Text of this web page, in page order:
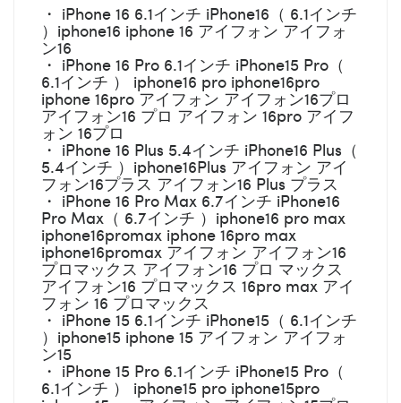
・ iPhone 16 6.1インチ iPhone16（ 6.1インチ
）iphone16 iphone 16 アイフォン アイフォ
ン16
・ iPhone 16 Pro 6.1インチ iPhone15 Pro（
6.1インチ ） iphone16 pro iphone16pro
iphone 16pro アイフォン アイフォン16プロ
アイフォン16 プロ アイフォン 16pro アイフ
ォン 16プロ
・ iPhone 16 Plus 5.4インチ iPhone16 Plus（
5.4インチ ）iphone16Plus アイフォン アイ
フォン16プラス アイフォン16 Plus プラス
・ iPhone 16 Pro Max 6.7インチ iPhone16
Pro Max（ 6.7インチ ）iphone16 pro max
iphone16promax iphone 16pro max
iphone16promax アイフォン アイフォン16
プロマックス アイフォン16 プロ マックス
アイフォン16 プロマックス 16pro max アイ
フォン 16 プロマックス
・ iPhone 15 6.1インチ iPhone15（ 6.1インチ
）iphone15 iphone 15 アイフォン アイフォ
ン15
・ iPhone 15 Pro 6.1インチ iPhone15 Pro（
6.1インチ ） iphone15 pro iphone15pro